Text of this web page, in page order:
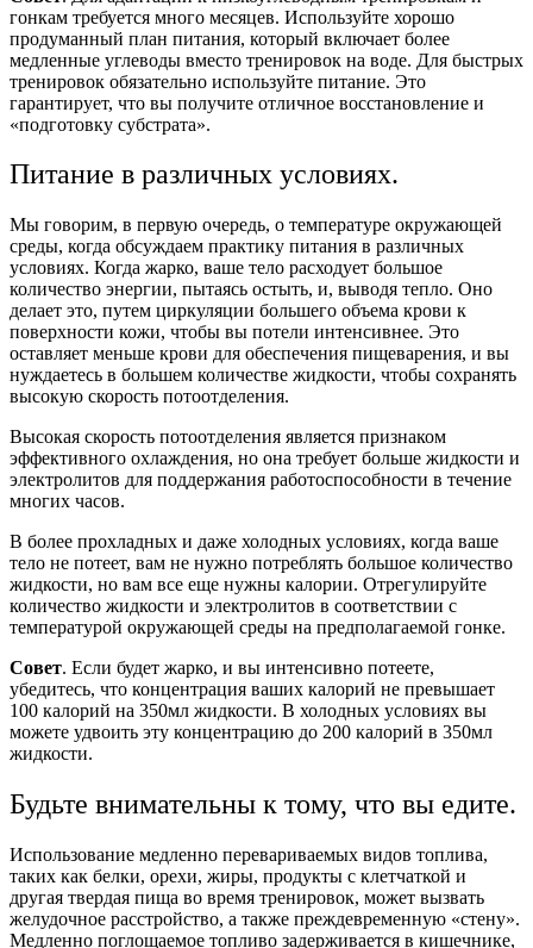
гонкам требуется много месяцев. Используйте хорошо
продуманный план питания, который включает более
медленные углеводы вместо тренировок на воде. Для быстрых
тренировок обязательно используйте питание. Это
гарантирует, что вы получите отличное восстановление и
«подготовку субстрата».
Питание в различных условиях.
Мы говорим, в первую очередь, о температуре окружающей
среды, когда обсуждаем практику питания в различных
условиях. Когда жарко, ваше тело расходует большое
количество энергии, пытаясь остыть, и, выводя тепло. Оно
делает это, путем циркуляции большего объема крови к
поверхности кожи, чтобы вы потели интенсивнее. Это
оставляет меньше крови для обеспечения пищеварения, и вы
нуждаетесь в большем количестве жидкости, чтобы сохранять
высокую скорость потоотделения.
Высокая скорость потоотделения является признаком
эффективного охлаждения, но она требует больше жидкости и
электролитов для поддержания работоспособности в течение
многих часов.
В более прохладных и даже холодных условиях, когда ваше
тело не потеет, вам не нужно потреблять большое количество
жидкости, но вам все еще нужны калории. Отрегулируйте
количество жидкости и электролитов в соответствии с
температурой окружающей среды на предполагаемой гонке.
Совет. Если будет жарко, и вы интенсивно потеете,
убедитесь, что концентрация ваших калорий не превышает
100 калорий на 350мл жидкости. В холодных условиях вы
можете удвоить эту концентрацию до 200 калорий в 350мл
жидкости.
Будьте внимательны к тому, что вы едите.
Использование медленно перевариваемых видов топлива,
таких как белки, орехи, жиры, продукты с клетчаткой и
другая твердая пища во время тренировок, может вызвать
желудочное расстройство, а также преждевременную «стену».
Медленно поглощаемое топливо задерживается в кишечнике,